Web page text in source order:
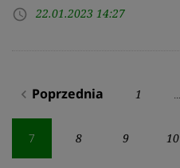
access_time 22.01.2023 14:27
Stronicowanie
wpisów
navigate_before Poprzednia 1
7 8 9 10